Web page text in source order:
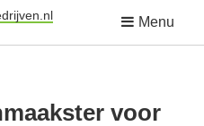
Menu
voor